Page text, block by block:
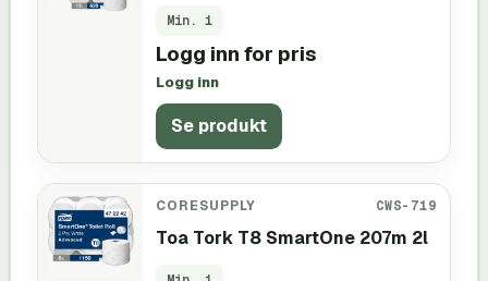
Min. 1
Logg inn for pris
Logg inn
Se produkt
CORESUPPLY CWS-719
Toa Tork T8 SmartOne 207m 2l